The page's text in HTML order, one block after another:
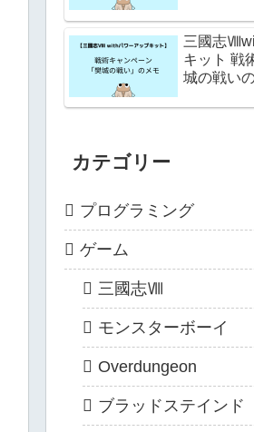
三國志
キット 戦
城の戦い
カテゴリー
プログラミング
ゲーム
三國志Ⅷ
モンスターボーイ
Overdungeon
ブラッドステインド